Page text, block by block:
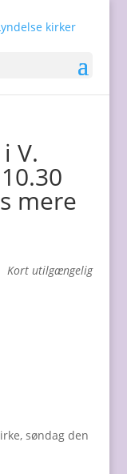
V.
mere
Kort utilgængelig
søndag den